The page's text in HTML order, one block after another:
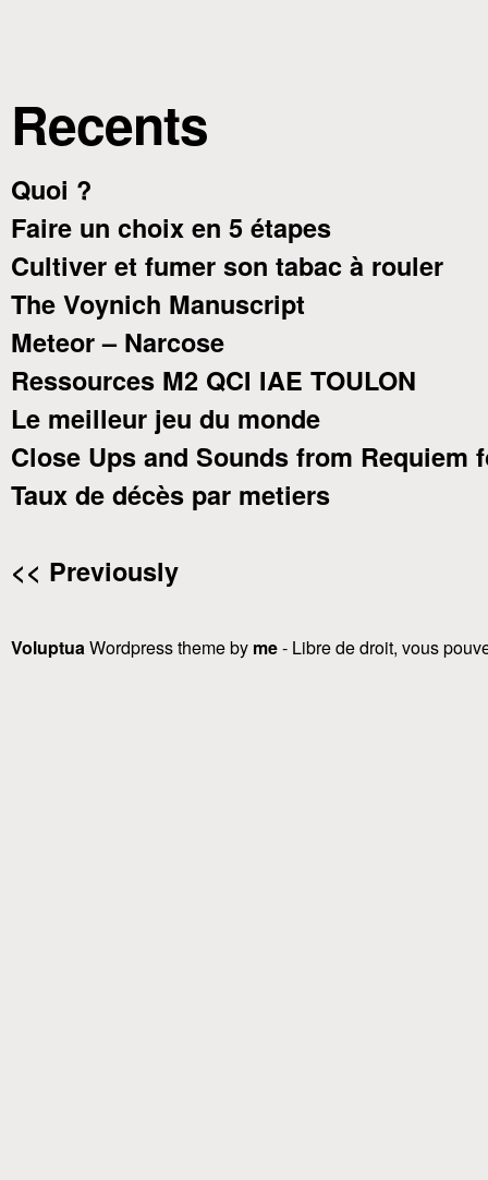
Recents
Quoi ?
Faire un choix en 5 étapes
Cultiver et fumer son tabac à rouler
The Voynich Manuscript
Meteor – Narcose
Ressources M2 QCI IAE TOULON
Le meilleur jeu du monde
Close Ups and Sounds from Requiem
Taux de décès par metiers
<< Previously
VoluptuaWordpress theme by me- Libre de droit, vous